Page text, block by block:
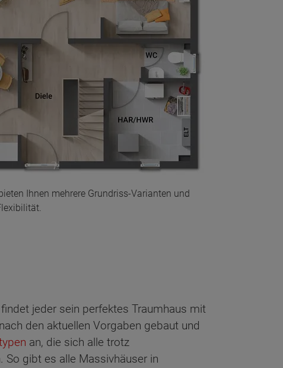
Ihnen mehrere Grundriss-Varianten und
jeder sein perfektes Traumhaus mit
den aktuellen Vorgaben gebaut und
an, die sich alle trotz
So gibt es alle Massivhäuser in